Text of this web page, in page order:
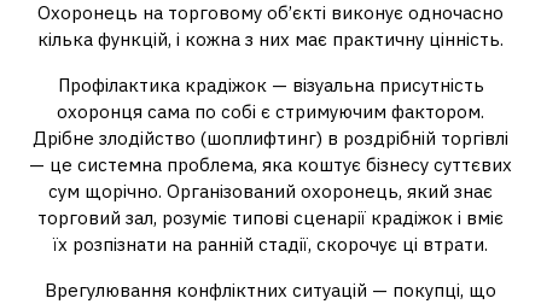
Охоронець на торговому об’єкті виконує одночасно
кілька функцій, і кожна з них має практичну цінність.
Профілактика крадіжок — візуальна присутність
охоронця сама по собі є стримуючим фактором.
Дрібне злодійство (шоплифтинг) в роздрібній торгівлі
— це системна проблема, яка коштує бізнесу суттєвих
сум щорічно. Організований охоронець, який знає
торговий зал, розуміє типові сценарії крадіжок і вміє
їх розпізнати на ранній стадії, скорочує ці втрати.
Врегулювання конфліктних ситуацій — покупці, що